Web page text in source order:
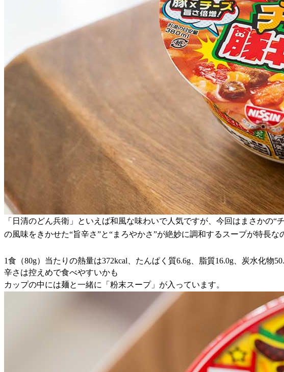
「日清のどん兵衛」といえば和風な味わいで人気ですが、今回はまさかの
の風味をきかせた“旨辛さ”と“まろやかさ”が絶妙に調和するスープが特長な
1食（80g）当たりの熱量は372kcal、たんぱく質6.6g、脂質16.0g、炭水化物
辛さは控えめで食べやすいかも
カップの中には麺と一緒に「粉末スープ」が入っています。